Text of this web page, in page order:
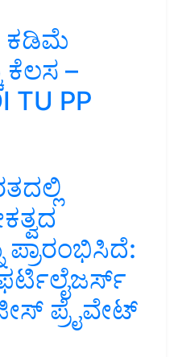
ಕಡಿಮೆ
–
TU PP
ಪ್ರೈವೇಟ್